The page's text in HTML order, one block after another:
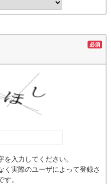
必須
を入力してください。
く実際のユーザによって登録さ
。